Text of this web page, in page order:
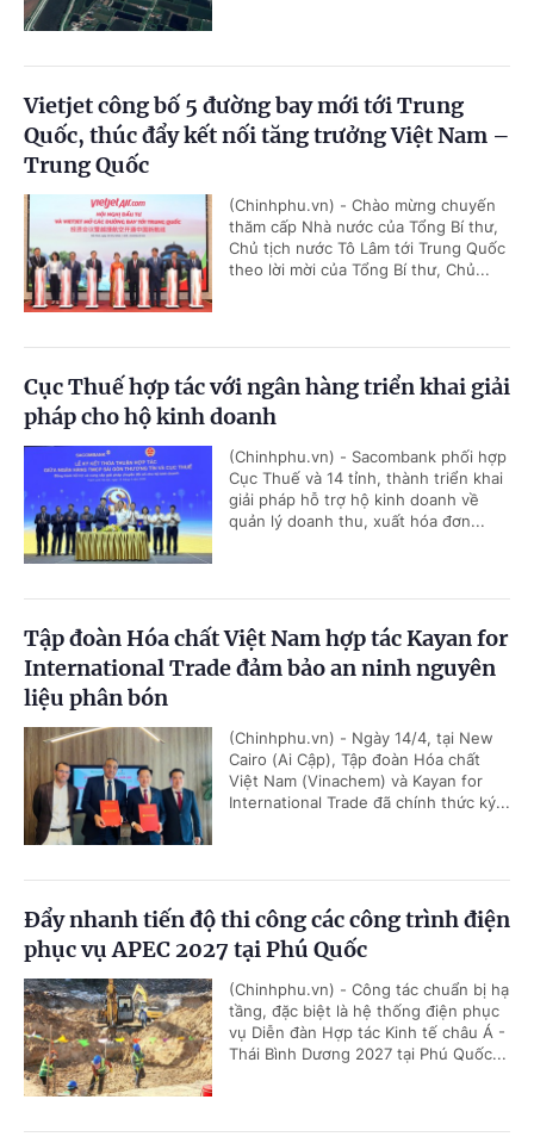
Vietjet công bố 5 đường bay mới tới Trung
Quốc, thúc đẩy kết nối tăng trưởng Việt Nam –
Trung Quốc
(Chinhphu.vn) - Chào mừng chuyến
thăm cấp Nhà nước của Tổng Bí thư,
Chủ tịch nước Tô Lâm tới Trung Quốc
theo lời mời của Tổng Bí thư, Chủ...
Cục Thuế hợp tác với ngân hàng triển khai giải
pháp cho hộ kinh doanh
(Chinhphu.vn) - Sacombank phối hợp
Cục Thuế và 14 tỉnh, thành triển khai
giải pháp hỗ trợ hộ kinh doanh về
quản lý doanh thu, xuất hóa đơn...
Tập đoàn Hóa chất Việt Nam hợp tác Kayan for
International Trade đảm bảo an ninh nguyên
liệu phân bón
(Chinhphu.vn) - Ngày 14/4, tại New
Cairo (Ai Cập), Tập đoàn Hóa chất
Việt Nam (Vinachem) và Kayan for
International Trade đã chính thức ký...
Đẩy nhanh tiến độ thi công các công trình điện
phục vụ APEC 2027 tại Phú Quốc
(Chinhphu.vn) - Công tác chuẩn bị hạ
tầng, đặc biệt là hệ thống điện phục
vụ Diễn đàn Hợp tác Kinh tế châu Á -
Thái Bình Dương 2027 tại Phú Quốc...